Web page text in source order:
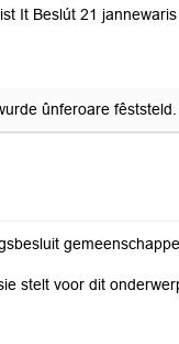
It Beslút 21
ûnferoare fêststeld.
stelt voor dit